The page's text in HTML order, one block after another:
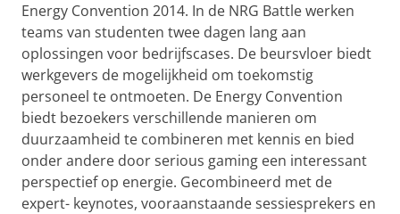
Energy Convention 2014. In de NRG Battle werken
teams van studenten twee dagen lang aan
oplossingen voor bedrijfscases. De beursvloer biedt
werkgevers de mogelijkheid om toekomstig
personeel te ontmoeten. De Energy Convention
biedt bezoekers verschillende manieren om
duurzaamheid te combineren met kennis en bied
onder andere door serious gaming een interessant
perspectief op energie. Gecombineerd met de
expert- keynotes, vooraanstaande sessiesprekers en